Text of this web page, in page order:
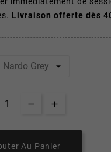
Livraison offerte dès
Au Panier